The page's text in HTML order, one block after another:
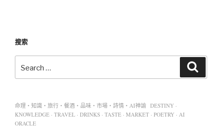
搜索
命理・知識・旅行・餐酒・品味・市場・詩情・AI神諭 DESTINY ·
KNOWLEDGE · TRAVEL · DRINKS · TASTE · MARKET · POETRY · AI
ORACLE